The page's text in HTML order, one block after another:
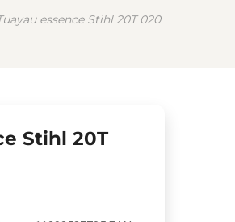
essence Stihl 20T 020
Stihl 20T